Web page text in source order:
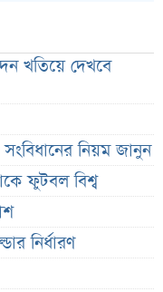
খতিয়ে দেখবে
নিয়ম জানুন
ফুটবল বিশ্ব
নির্ধারণ